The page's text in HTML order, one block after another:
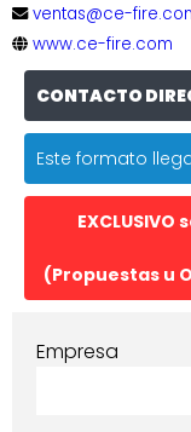
ventas@ce-
www.ce-fire.com
CONTACTO
Este formato
(Propuestas u
Empresa